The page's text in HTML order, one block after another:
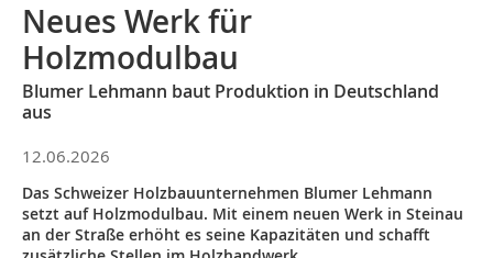
Neues Werk für
Holzmodulbau
Blumer Lehmann baut Produktion in Deutschland
aus
12.06.2026
Das Schweizer Holzbauunternehmen Blumer Lehmann
setzt auf Holzmodulbau. Mit einem neuen Werk in Steinau
an der Straße erhöht es seine Kapazitäten und schafft